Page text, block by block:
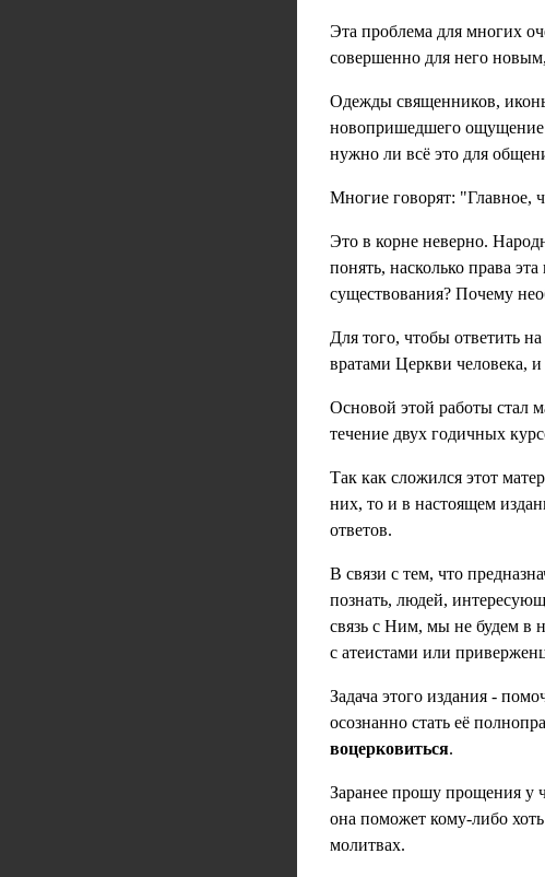
Эта проблема для многих
совершенно для него
Одежды священников,
новопришедшего ощущение
нужно ли всё это для
Многие говорят: "Главное,
Это в корне неверно.
понять, насколько права
существования? Почему
Для того, чтобы ответить
вратами Церкви человека, и
Основой этой работы стал
течение двух годичных
Так как сложился этот
них, то и в настоящем
ответов.
В связи с тем, что
познать, людей,
связь с Ним, мы не будем в
с атеистами или
Задача этого издания -
осознанно стать её
воцерковиться.
Заранее прошу прощения у
она поможет кому-либо
молитвах.